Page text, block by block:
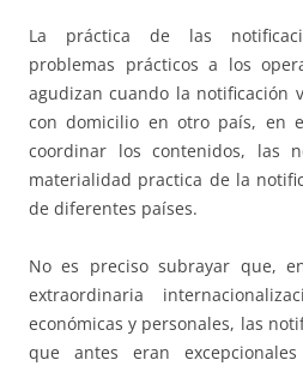
La práctica de las
problemas prácticos a los
agudizan cuando la notificación
con domicilio en otro país, en
coordinar los contenidos, las
materialidad practica de la
de diferentes países.
No es preciso subrayar que,
extraordinaria
económicas y personales, las
que antes eran